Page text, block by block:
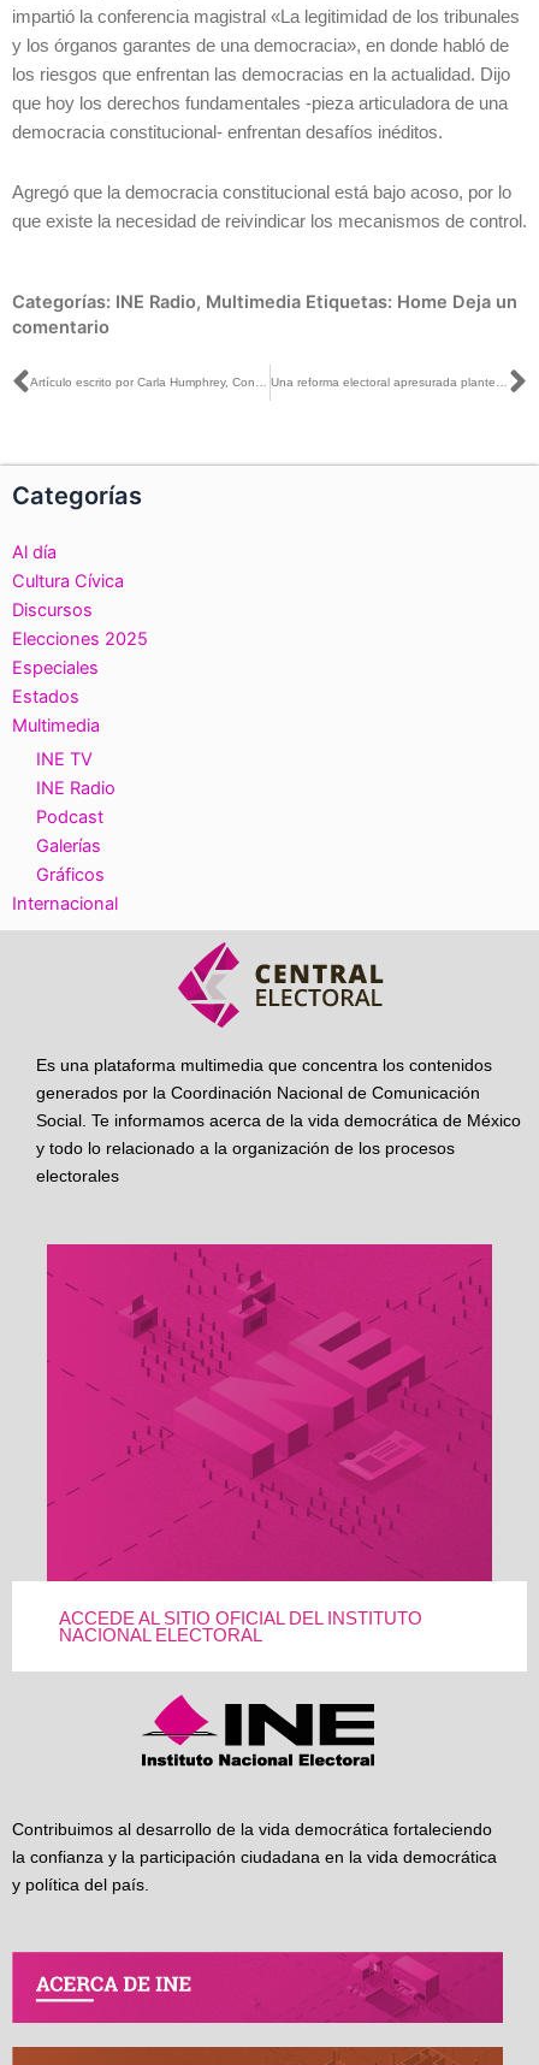
impartió la conferencia magistral «La legitimidad de los tribunales
y los órganos garantes de una democracia», en donde habló de
los riesgos que enfrentan las democracias en la actualidad. Dijo
que hoy los derechos fundamentales -pieza articuladora de una
democracia constitucional- enfrentan desafíos inéditos.
Agregó que la democracia constitucional está bajo acoso, por lo
que existe la necesidad de reivindicar los mecanismos de control.
Categorías: INE Radio, Multimedia Etiquetas: Home Deja un
comentario
Ant Artículo escrito por Carla Humphrey, Consejera Electoral del INE, titulado: «Violencia digital», publicado en El Universal Una reforma electoral apresurada plantea muchos riesgos: Uuc-kib Espadas con Pedro Gamboa
Categorías
Al día
Cultura Cívica
Discursos
Elecciones 2025
Especiales
Estados
Multimedia
INE TV
INE Radio
Podcast
Galerías
Gráficos
Internacional
Es una plataforma multimedia que concentra los contenidos
generados por la Coordinación Nacional de Comunicación
Social. Te informamos acerca de la vida democrática de México
y todo lo relacionado a la organización de los procesos
electorales
ACCEDE AL SITIO OFICIAL DEL INSTITUTO
NACIONAL ELECTORAL
Contribuimos al desarrollo de la vida democrática fortaleciendo
la confianza y la participación ciudadana en la vida democrática
y política del país.